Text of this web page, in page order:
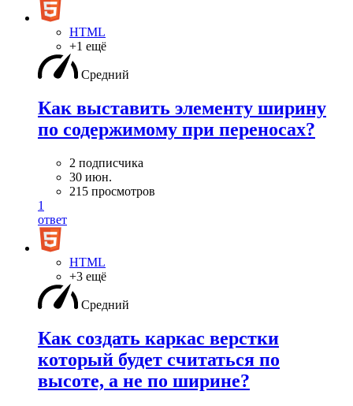
HTML
+1 ещё
Средний
Как выставить элементу ширину
по содержимому при переносах?
2 подписчика
30 июн.
215 просмотров
1
ответ
HTML
+3 ещё
Средний
Как создать каркас верстки
который будет считаться по
высоте, а не по ширине?